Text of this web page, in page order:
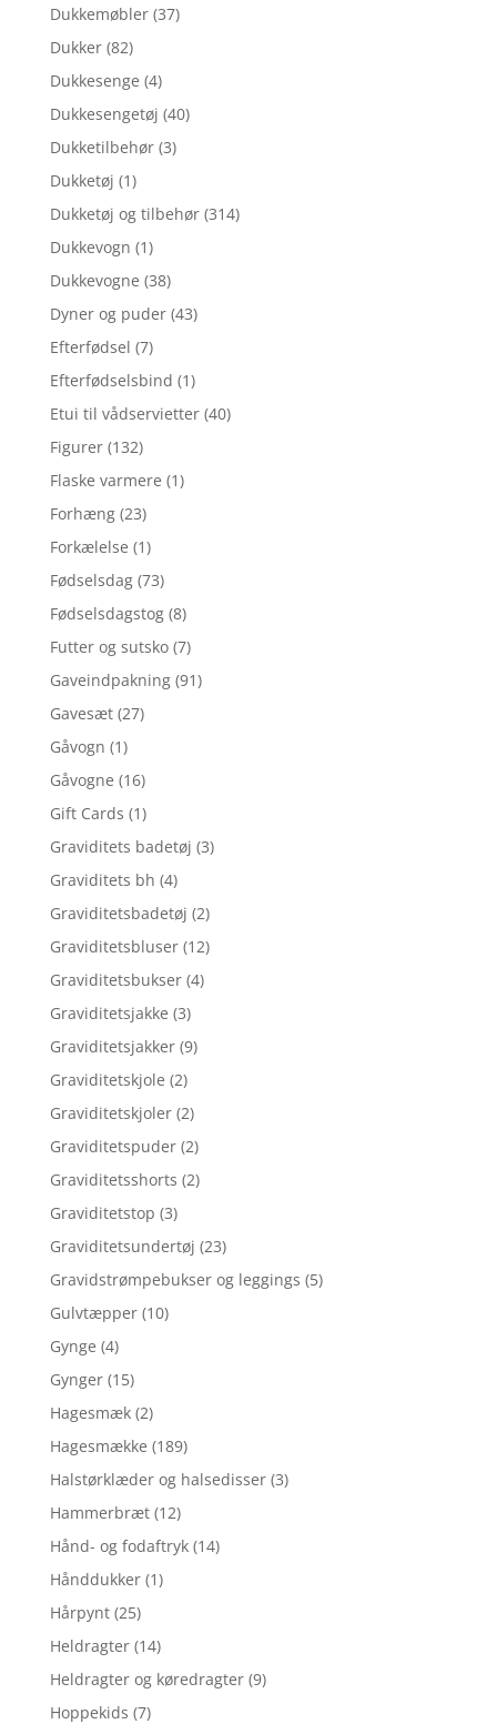
Dukkemøbler (37)
Dukker (82)
Dukkesenge (4)
Dukkesengetøj (40)
Dukketilbehør (3)
Dukketøj (1)
Dukketøj og tilbehør (314)
Dukkevogn (1)
Dukkevogne (38)
Dyner og puder (43)
Efterfødsel (7)
Efterfødselsbind (1)
Etui til vådservietter (40)
Figurer (132)
Flaske varmere (1)
Forhæng (23)
Forkælelse (1)
Fødselsdag (73)
Fødselsdagstog (8)
Futter og sutsko (7)
Gaveindpakning (91)
Gavesæt (27)
Gåvogn (1)
Gåvogne (16)
Gift Cards (1)
Graviditets badetøj (3)
Graviditets bh (4)
Graviditetsbadetøj (2)
Graviditetsbluser (12)
Graviditetsbukser (4)
Graviditetsjakke (3)
Graviditetsjakker (9)
Graviditetskjole (2)
Graviditetskjoler (2)
Graviditetspuder (2)
Graviditetsshorts (2)
Graviditetstop (3)
Graviditetsundertøj (23)
Gravidstrømpebukser og leggings (5)
Gulvtæpper (10)
Gynge (4)
Gynger (15)
Hagesmæk (2)
Hagesmække (189)
Halstørklæder og halsedisser (3)
Hammerbræt (12)
Hånd- og fodaftryk (14)
Hånddukker (1)
Hårpynt (25)
Heldragter (14)
Heldragter og køredragter (9)
Hoppekids (7)